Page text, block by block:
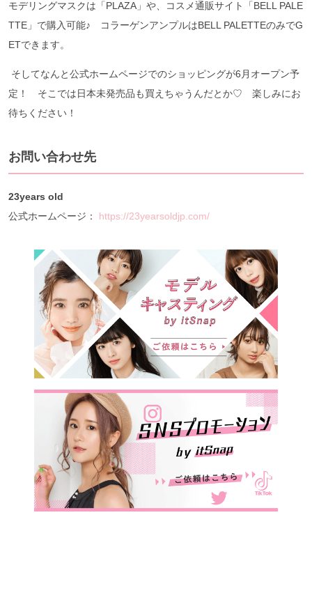
モデリングマスクは「PLAZA」や、コスメ通販サイト「BELL PALE
TTE」で購入可能♪ コラーゲンアンプルはBELL PALETTEのみでG
ETできます。
そしてなんと公式ホームページでのショッピングが6月オープン予
定！ そこでは日本未発売品も買えちゃうんだとか♡ 楽しみにお
待ちください！
お問い合わせ先
23years old
公式ホームページ：
https://23yearsoldjp.com/